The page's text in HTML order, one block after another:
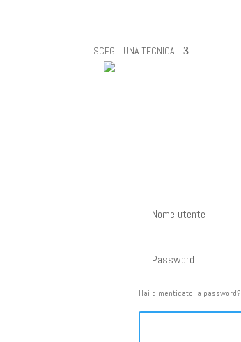
SCEGLI UNA TECNICA
Hai dimenticato la password?